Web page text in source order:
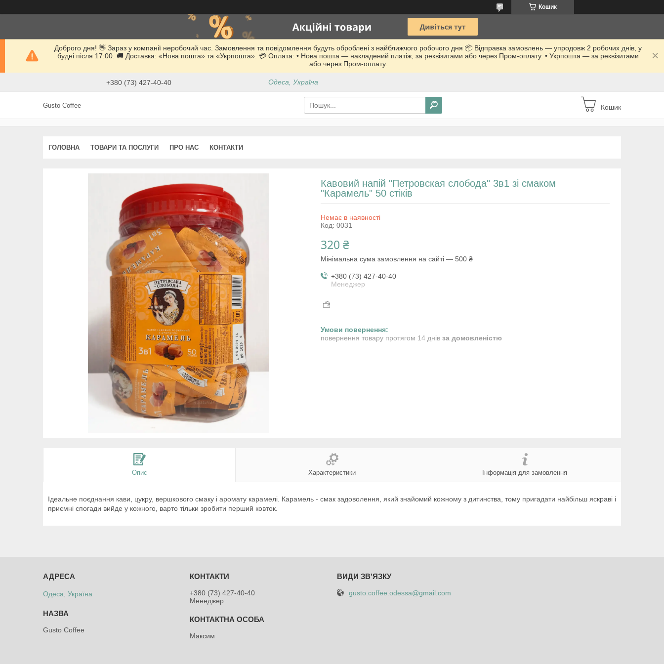
Кошик
Доброго дня! 👋 Зараз у компанії неробочий час. Замовлення та повідомлення будуть оброблені з найближчого робочого дня 📦 Відправка замовлень — упродовж 2 робочих днів, у
будні після 17:00. 🚚 Доставка: «Нова пошта» та «Укрпошта». 💳 Оплата: • Нова пошта — накладений платіж, за реквізитами або через Пром-оплату. • Укрпошта — за реквізитами
або через Пром-оплату.
+380 (73) 427-40-40 Одеса, Україна
Gusto Coffee Кошик
ГОЛОВНА ТОВАРИ ТА ПОСЛУГИ ПРО НАС КОНТАКТИ
Кавовий напій "Петровская слобода" 3в1 зі смаком
"Карамель" 50 стіків
Немає в наявності
Код: 0031
320 ₴
Мінімальна сума замовлення на сайті — 500 ₴
+380 (73) 427-40-40
Менеджер
повернення товару протягом 14 днів за домовленістю
Опис Характеристики Інформація для замовлення
Ідеальне поєднання кави, цукру, вершкового смаку і аромату карамелі. Карамель - смак задоволення, який знайомий кожному з дитинства, тому пригадати найбільш яскраві і
приємні спогади вийде у кожного, варто тільки зробити перший ковток.
Одеса, Україна
Gusto Coffee
+380 (73) 427-40-40
Менеджер
Максим
gusto.coffee.odessa@gmail.com